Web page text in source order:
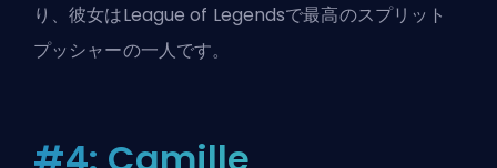
り、彼女はLeague of Legendsで最高のスプリット
プッシャーの一人です。